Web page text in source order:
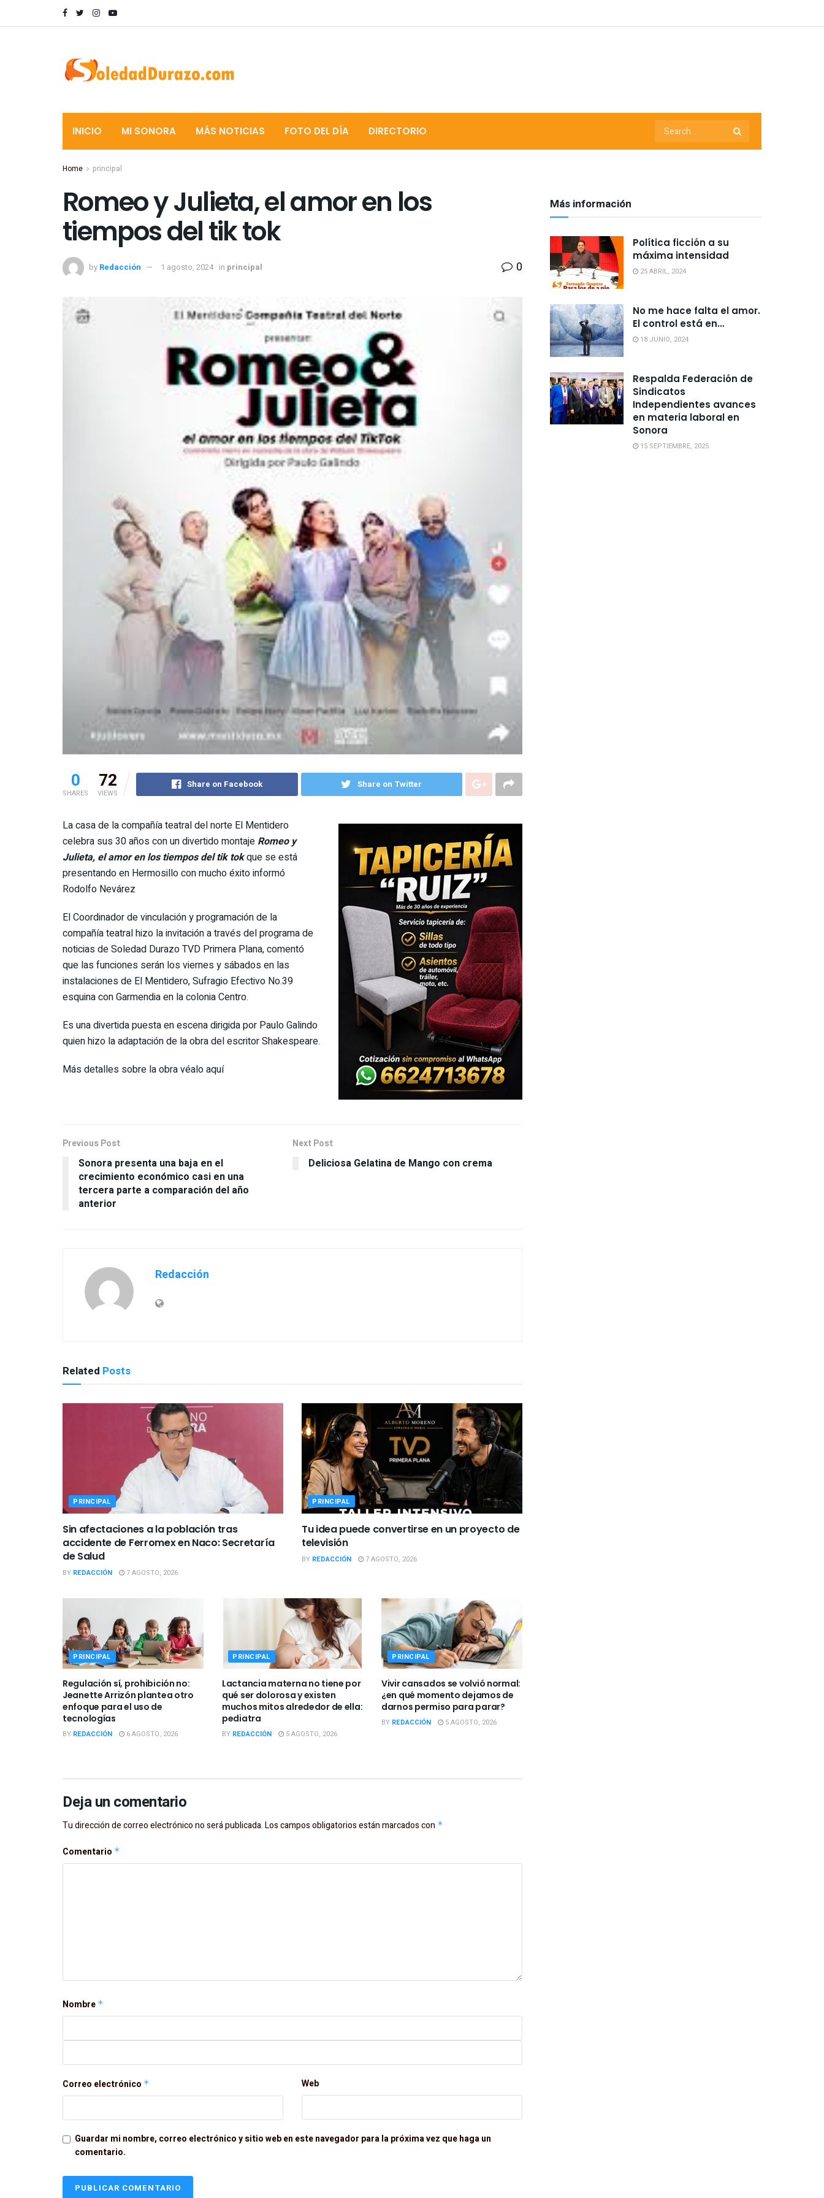
INICIO MI SONORA MÁS NOTICIAS FOTO DEL DÍA DIRECTORIO
Home principal
Romeo y Julieta, el amor en los
tiempos del tik tok
by Redacción 1 agosto, 2024 in principal 0
0
SHARES
72
VIEWS
Share on Facebook Share on Twitter
La casa de la compañía teatral del norte El Mentidero
celebra sus 30 años con un divertido montaje Romeo y
Julieta, el amor en los tiempos del tik tokque se está
presentando en Hermosillo con mucho éxito informó
Rodolfo Nevárez
El Coordinador de vinculación y programación de la
compañía teatral hizo la invitación a través del programa de
noticias de Soledad Durazo TVD Primera Plana, comentó
que las funciones serán los viernes y sábados en las
instalaciones de El Mentidero, Sufragio Efectivo No.39
esquina con Garmendia en la colonia Centro.
Es una divertida puesta en escena dirigida por Paulo Galindo
quien hizo la adaptación de la obra del escritor Shakespeare.
Más detalles sobre la obra véalo aquí
Previous Post
Sonora presenta una baja en el
crecimiento económico casi en una
tercera parte a comparación del año
anterior
Next Post
Deliciosa Gelatina de Mango con crema
Redacción
Related Posts
PRINCIPAL
Sin afectaciones a la población tras
accidente de Ferromex en Naco: Secretaría
de Salud
BY REDACCIÓN 7 AGOSTO, 2026
PRINCIPAL
Tu idea puede convertirse en un proyecto de
televisión
BY REDACCIÓN 7 AGOSTO, 2026
PRINCIPAL
Regulación sí, prohibición no:
Jeanette Arrizón plantea otro
enfoque para el uso de
tecnologías
BY REDACCIÓN 6 AGOSTO, 2026
PRINCIPAL
Lactancia materna no tiene por
qué ser dolorosa y existen
muchos mitos alrededor de ella:
pediatra
BY REDACCIÓN 5 AGOSTO, 2026
PRINCIPAL
Vivir cansados se volvió normal:
¿en qué momento dejamos de
darnos permiso para parar?
BY REDACCIÓN 5 AGOSTO, 2026
Deja un comentario
Tu dirección de correo electrónico no será publicada.Los campos obligatorios están marcados con *
Comentario *
Nombre *
Correo electrónico * Web
Guardar mi nombre, correo electrónico y sitio web en este navegador para la próxima vez que haga un
comentario.
Más información
Política ficción a su
máxima intensidad
25 ABRIL, 2024
No me hace falta el amor.
El control está en…
18 JUNIO, 2024
Respalda Federación de
Sindicatos
Independientes avances
en materia laboral en
Sonora
15 SEPTIEMBRE, 2025